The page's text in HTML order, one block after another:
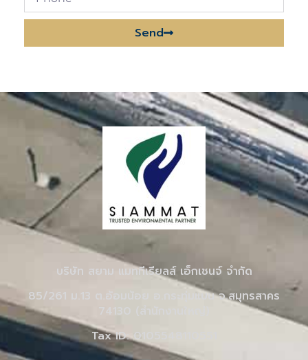
Send
บริษัท สยาม แมททีเรียลส์ เอ็กเชนจ์ จำกัด
85/261 ม.13 ต.อ้อมน้อย อ.กระทุ่มแบน จ.สมุทรสาคร
74130 (สำนักงานใหญ่)
Tax ID: 0105548110551